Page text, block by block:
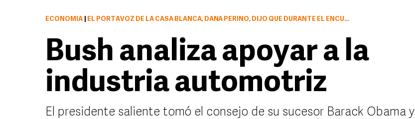
ECONOMÍA EL PORTAVOZ DE LA CASA BLANCA, DANA PERINO, DIJO QUE DURANTE EL ENCUENTRO ENTRE BUSH Y OBAMA NO TRATARON ESE ASUNTO
Bush analiza apoyar a la
industria automotriz
El presidente saliente tomó el consejo de su sucesor Barack Obama y